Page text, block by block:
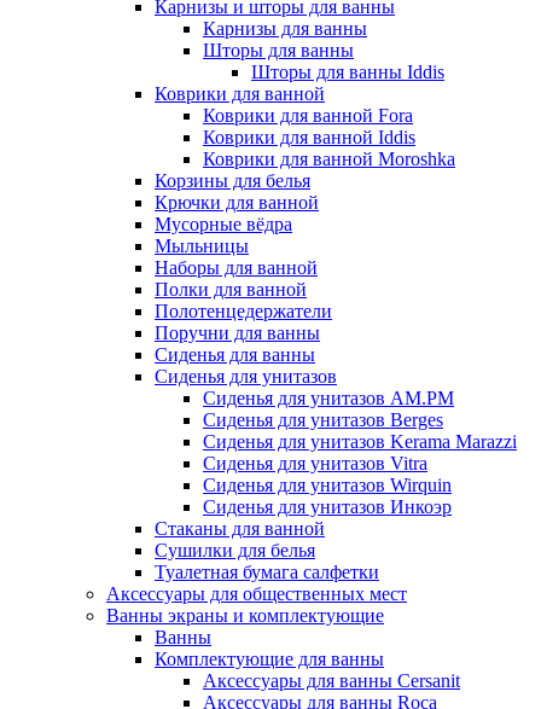
Карнизы и шторы для ванны
Карнизы для ванны
Шторы для ванны
Шторы для ванны Iddis
Коврики для ванной
Коврики для ванной Fora
Коврики для ванной Iddis
Коврики для ванной Moroshka
Корзины для белья
Крючки для ванной
Мусорные вёдра
Мыльницы
Наборы для ванной
Полки для ванной
Полотенцедержатели
Поручни для ванны
Сиденья для ванны
Сиденья для унитазов
Сиденья для унитазов AM.PM
Сиденья для унитазов Berges
Сиденья для унитазов Kerama Marazzi
Сиденья для унитазов Vitra
Сиденья для унитазов Wirquin
Сиденья для унитазов Инкоэр
Стаканы для ванной
Сушилки для белья
Туалетная бумага салфетки
Аксессуары для общественных мест
Ванны экраны и комплектующие
Ванны
Комплектующие для ванны
Аксессуары для ванны Cersanit
Аксессуары для ванны Roca